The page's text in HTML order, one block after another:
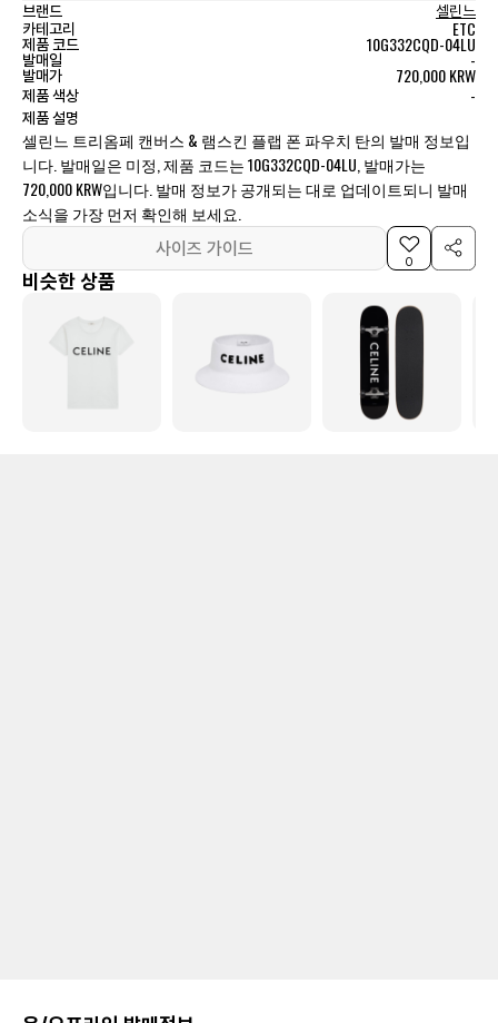
브랜드
셀린느
카테고리
ETC
제품 코드 10G332CQD-04LU
발매일 -
발매가 720,000 KRW
제품 색상 -
제품 설명
셀린느 트리옴페 캔버스 & 램스킨 플랩 폰 파우치 탄의 발매 정보입
니다. 발매일은 미정, 제품 코드는 10G332CQD-04LU, 발매가는
720,000 KRW입니다. 발매 정보가 공개되는 대로 업데이트되니 발매
소식을 가장 먼저 확인해 보세요.
사이즈 가이드
0
비슷한 상품